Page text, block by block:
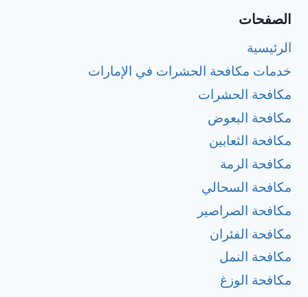
الصفحات
الرئيسية
خدمات مكافحة الحشرات في الإمارات
مكافحة الحشرات
مكافحة البعوض
مكافحة الثعابين
مكافحة الرمة
مكافحة السحالي
مكافحة الصراصير
مكافحة الفئران
مكافحة النمل
مكافحة الوزغ